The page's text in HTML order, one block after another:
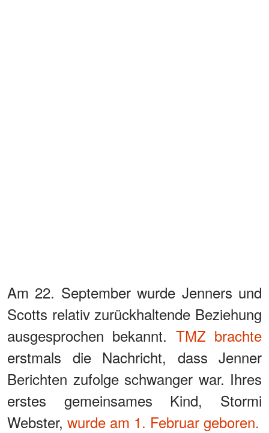
Am 22. September wurde Jenners und
Scotts relativ zurückhaltende Beziehung
ausgesprochen bekannt. TMZ brachte
erstmals die Nachricht, dass Jenner
Berichten zufolge schwanger war. Ihres
erstes gemeinsames Kind, Stormi
Webster, wurde am 1. Februar geboren.